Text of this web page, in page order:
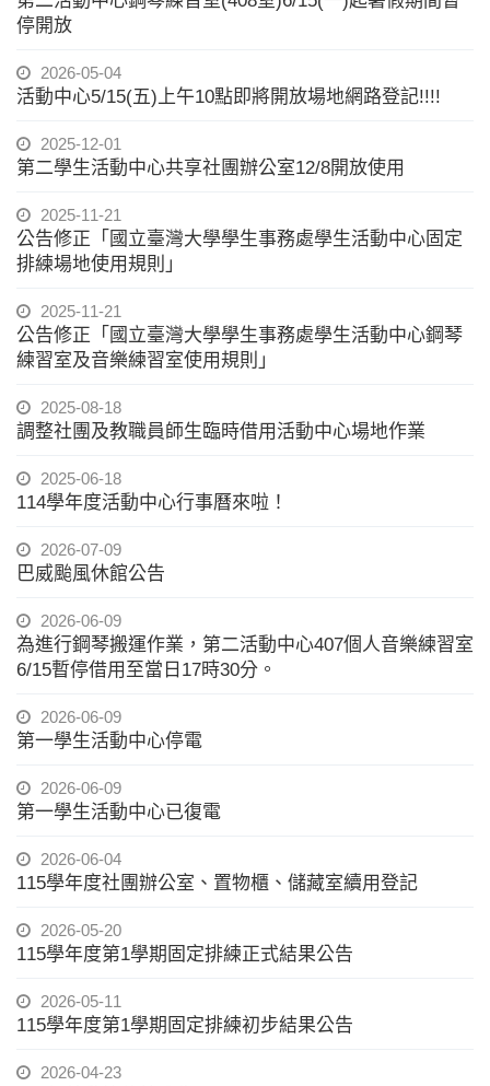
停開放
2026-05-04
活動中心5/15(五)上午10點即將開放場地網路登記!!!!
2025-12-01
第二學生活動中心共享社團辦公室12/8開放使用
2025-11-21
公告修正「國立臺灣大學學生事務處學生活動中心固定
排練場地使用規則」
2025-11-21
公告修正「國立臺灣大學學生事務處學生活動中心鋼琴
練習室及音樂練習室使用規則」
2025-08-18
調整社團及教職員師生臨時借用活動中心場地作業
2025-06-18
114學年度活動中心行事曆來啦！
2026-07-09
巴威颱風休館公告
2026-06-09
為進行鋼琴搬運作業，第二活動中心407個人音樂練習室
6/15暫停借用至當日17時30分。
2026-06-09
第一學生活動中心停電
2026-06-09
第一學生活動中心已復電
2026-06-04
115學年度社團辦公室、置物櫃、儲藏室續用登記
2026-05-20
115學年度第1學期固定排練正式結果公告
2026-05-11
115學年度第1學期固定排練初步結果公告
2026-04-23